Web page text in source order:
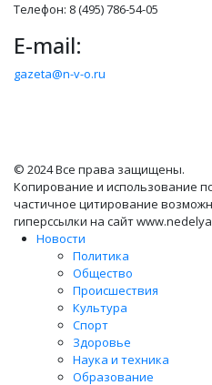
Телефон: 8 (495) 786-54-05
E-mail:
gazeta@n-v-o.ru
© 2024 Все права защищены.
Копирование и использование
частичное цитирование
гиперссылки на сайт
Новости
Политика
Общество
Происшествия
Культура
Спорт
Здоровье
Наука и техника
Образование